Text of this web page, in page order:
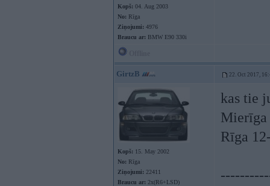
Kopš: 04. Aug 2003
No: Rīga
Ziņojumi: 4976
Braucu ar: BMW E90 330i
GirtzB 22. Oct 2017,
Kopš: 15. May 2002
No: Rīga
Ziņojumi: 22411
Braucu ar: 2x(R6+LSD)
kas tie
Mierīga
Rīga